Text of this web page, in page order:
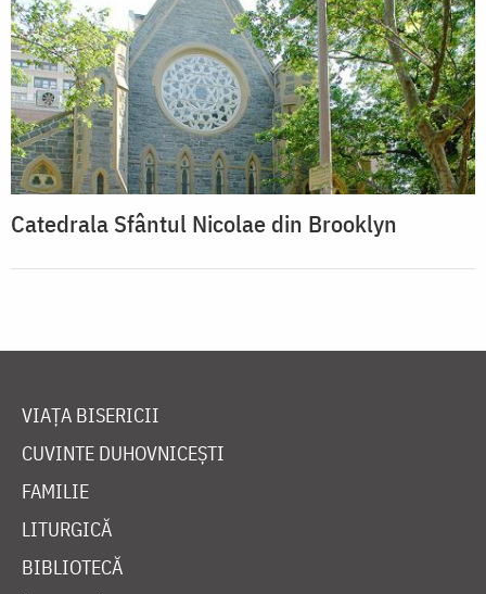
Catedrala Sfântul Nicolae din Brooklyn
VIAȚA BISERICII
CUVINTE DUHOVNICEȘTI
FAMILIE
LITURGICĂ
BIBLIOTECĂ